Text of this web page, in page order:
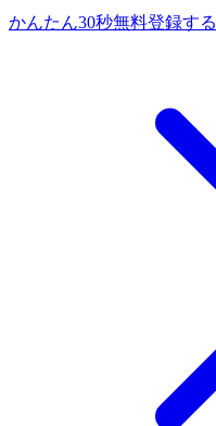
かんたん30秒無料登録する